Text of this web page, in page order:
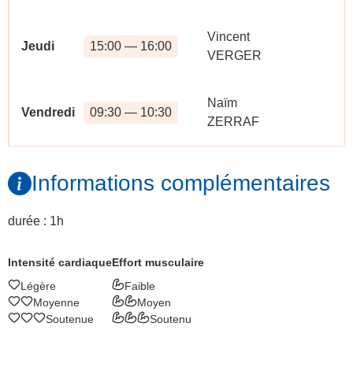
Jeudi 15:00 — 16:00
Vincent
VERGER
Vendredi 09:30 — 10:30
Naïm
ZERRAF
Informations complémentaires
durée : 1h
Intensité cardiaque
Légère
Moyenne
Soutenue
Effort musculaire
Faible
Moyen
Soutenu